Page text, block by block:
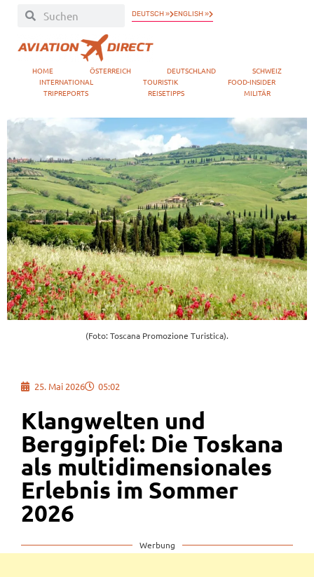
DEUTSCH » ENGLISH »
HOME ÖSTERREICH DEUTSCHLAND
SCHWEIZ
INTERNATIONAL
TOURISTIK
FOOD-INSIDER
TRIPREPORTS
REISETIPPS MILITÄR
(Foto: Toscana Promozione Turistica).
25. Mai 2026 05:02
Klangwelten und
Berggipfel: Die Toskana
als multidimensionales
Erlebnis im Sommer
2026
Werbung